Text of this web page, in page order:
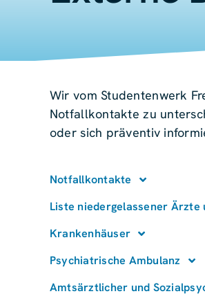
Wir vom Studentenwerk
Notfallkontakte zu
oder sich präventiv
Notfallkontakte
Liste niedergelassener Ärzte
Krankenhäuser
Psychiatrische Ambulanz
Amtsärztlicher und